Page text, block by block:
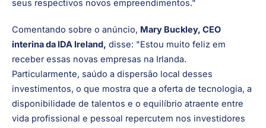
excelente opção estratégica para negócios globais, tanto
nossa riqueza de talentos diversificados e altamente
qualificados. Desejo a todos os envolvidos o melhor em
seus respectivos novos empreendimentos."
Comentando sobre o anúncio,Mary Buckley, CEO
interina da IDA Ireland,disse: "Estou muito feliz em
receber essas novas empresas na Irlanda.